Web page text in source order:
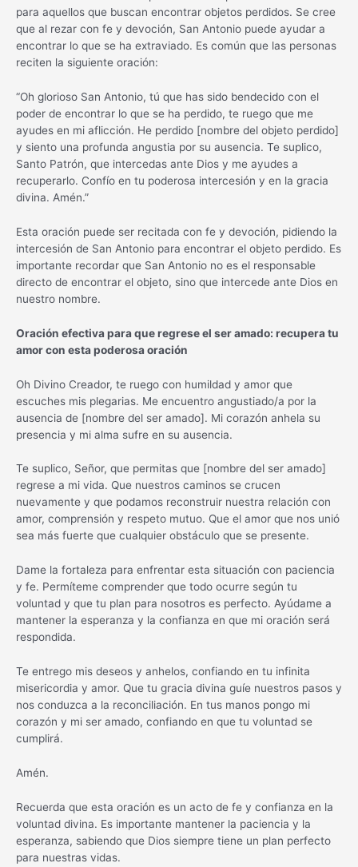
para aquellos que buscan encontrar objetos perdidos. Se cree
que al rezar con fe y devoción, San Antonio puede ayudar a
encontrar lo que se ha extraviado. Es común que las personas
reciten la siguiente oración:
“Oh glorioso San Antonio, tú que has sido bendecido con el
poder de encontrar lo que se ha perdido, te ruego que me
ayudes en mi aflicción. He perdido [nombre del objeto perdido]
y siento una profunda angustia por su ausencia. Te suplico,
Santo Patrón, que intercedas ante Dios y me ayudes a
recuperarlo. Confío en tu poderosa intercesión y en la gracia
divina. Amén.”
Esta oración puede ser recitada con fe y devoción, pidiendo la
intercesión de San Antonio para encontrar el objeto perdido. Es
importante recordar que San Antonio no es el responsable
directo de encontrar el objeto, sino que intercede ante Dios en
nuestro nombre.
Oración efectiva para que regrese el ser amado: recupera tu
amor con esta poderosa oración
Oh Divino Creador, te ruego con humildad y amor que
escuches mis plegarias. Me encuentro angustiado/a por la
ausencia de [nombre del ser amado]. Mi corazón anhela su
presencia y mi alma sufre en su ausencia.
Te suplico, Señor, que permitas que [nombre del ser amado]
regrese a mi vida. Que nuestros caminos se crucen
nuevamente y que podamos reconstruir nuestra relación con
amor, comprensión y respeto mutuo. Que el amor que nos unió
sea más fuerte que cualquier obstáculo que se presente.
Dame la fortaleza para enfrentar esta situación con paciencia
y fe. Permíteme comprender que todo ocurre según tu
voluntad y que tu plan para nosotros es perfecto. Ayúdame a
mantener la esperanza y la confianza en que mi oración será
respondida.
Te entrego mis deseos y anhelos, confiando en tu infinita
misericordia y amor. Que tu gracia divina guíe nuestros pasos y
nos conduzca a la reconciliación. En tus manos pongo mi
corazón y mi ser amado, confiando en que tu voluntad se
cumplirá.
Amén.
Recuerda que esta oración es un acto de fe y confianza en la
voluntad divina. Es importante mantener la paciencia y la
esperanza, sabiendo que Dios siempre tiene un plan perfecto
para nuestras vidas.